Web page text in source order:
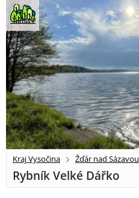
Kraj Vysočina Žďár nad Sázavou
Rybník Velké Dářko